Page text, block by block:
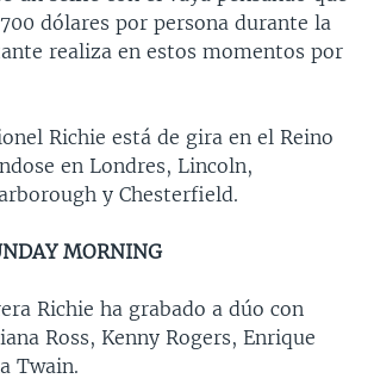
dólares por persona durante la
realiza en estos momentos por
Richie está de gira en el Reino
en Londres, Lincoln,
y Chesterfield.
MORNING
Richie ha grabado a dúo con
Ross, Kenny Rogers, Enrique
Twain.